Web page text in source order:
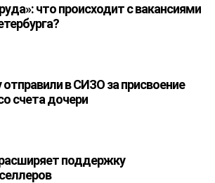
что происходит с вакансиями
в СИЗО за присвоение
счета дочери
поддержку